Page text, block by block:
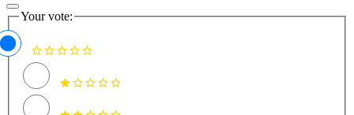
Your vote: